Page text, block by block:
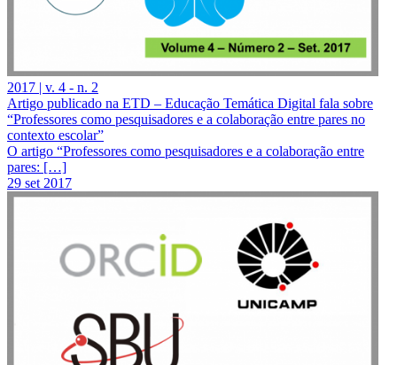
2017 | v. 4 - n. 2
Artigo publicado na ETD – Educação Temática Digital fala sobre
“Professores como pesquisadores e a colaboração entre pares no
contexto escolar”
O artigo “Professores como pesquisadores e a colaboração entre
pares: […]
29 set 2017